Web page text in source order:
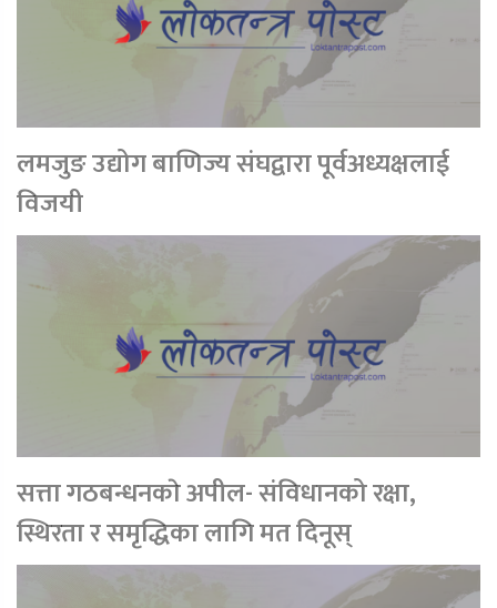
लमजुङ उद्योग बाणिज्य संघद्वारा पूर्वअध्यक्षलाई
विजयी
सत्ता गठबन्धनकाे अपील- संविधानको रक्षा,
स्थिरता र समृद्धिका लागि मत दिनूस्